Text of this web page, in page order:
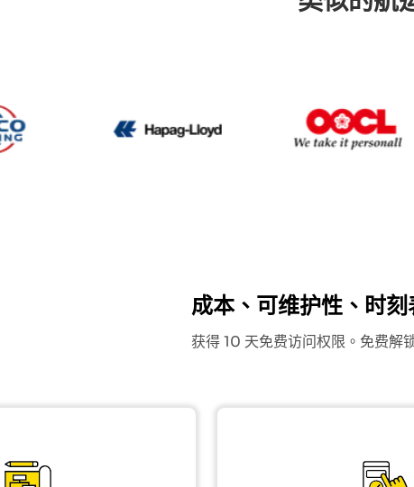
成本、可维护性、时
获得 10 天免费访问权限。免费解